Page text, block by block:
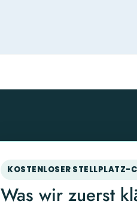
KOSTENLOSER STELLPLATZ-
Was wir zuerst